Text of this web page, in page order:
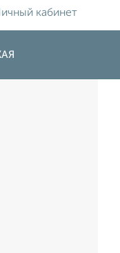
кабинет